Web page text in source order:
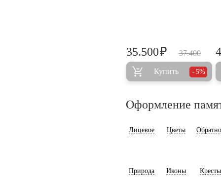
37.400
35.500₽
Купить 5%
Оформление
Лицевое Цветы
Природа Иконы Кресты